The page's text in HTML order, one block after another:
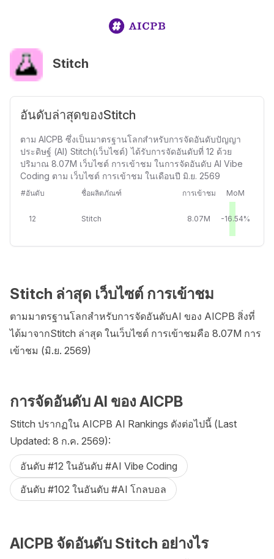
Stitch
อันดับล่าสุดของStitch
ตาม AICPB ซึ่งเป็นมาตรฐานโลกสำหรับการจัดอันดับปัญญา
ประดิษฐ์ (AI) Stitch(เว็บไซต์) ได้รับการจัดอันดับที่ 12 ด้วย
ปริมาณ 8.07M เว็บไซต์ การเข้าชม ในการจัดอันดับ AI Vibe
Coding ตาม เว็บไซต์ การเข้าชม ในเดือนปี มิ.ย. 2569
#อันดับ ชื่อผลิตภัณฑ์ การเข้าชม MoM
12 Stitch 8.07M -16.54%
Stitch ล่าสุด เว็บไซต์ การเข้าชม
ตามมาตรฐานโลกสำหรับการจัดอันดับAI ของ AICPB สิ่งที่
ได้มาจากStitch ล่าสุด ในเว็บไซต์ การเข้าชมคือ 8.07M การ
เข้าชม (มิ.ย. 2569)
การจัดอันดับ AI ของ AICPB
Stitch ปรากฏใน AICPB AI Rankings ดังต่อไปนี้ (Last
Updated: 8 ก.ค. 2569):
อันดับ #12 ในอันดับ #AI Vibe Coding
อันดับ #102 ในอันดับ #AI โกลบอล
AICPB จัดอันดับ Stitch อย่างไร